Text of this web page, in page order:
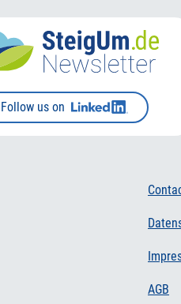
Follow us on
AGB